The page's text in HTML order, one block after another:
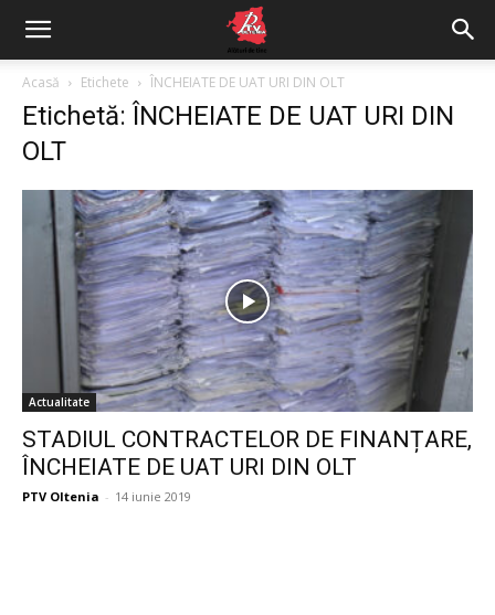
Acasă Etichete ÎNCHEIATE DE UAT URI DIN OLT
Etichetă: ÎNCHEIATE DE UAT URI DIN
OLT
Actualitate
STADIUL CONTRACTELOR DE FINANȚARE,
ÎNCHEIATE DE UAT URI DIN OLT
PTV Oltenia - 14 iunie 2019